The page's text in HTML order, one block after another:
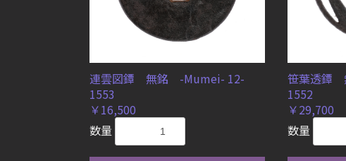
連雲図鐔 無銘 -Mumei- 12-
1553
￥16,500
数量
笹葉透鐔
1552
￥29,700
数量